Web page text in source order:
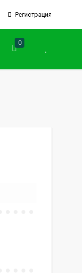
Регистрация
0